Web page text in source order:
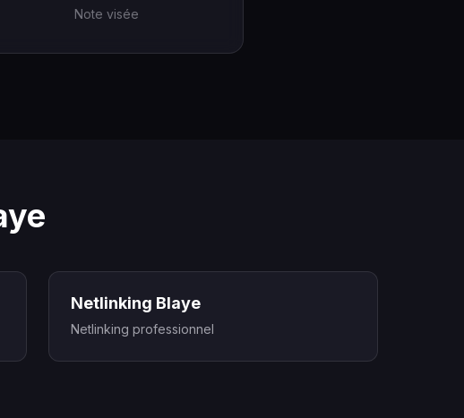
Note visée
Netlinking Blaye
Netlinking professionnel